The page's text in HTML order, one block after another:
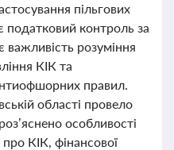
пільгових
податковий контроль за
розуміння
КІК та
правил.
області провело
особливості
КІК, фінансової